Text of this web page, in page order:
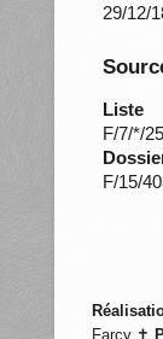
29/12/
Liste
F/7/*/
F/15/
Farcy ✝